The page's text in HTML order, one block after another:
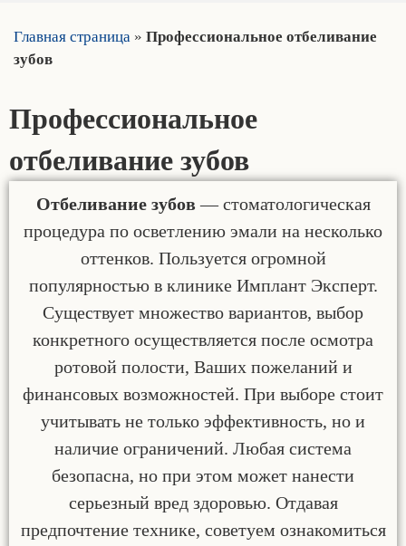
Главная страница » Профессиональное отбеливание
зубов
Профессиональное
отбеливание зубов
Отбеливание зубов— стоматологическая
процедура по осветлению эмали на несколько
оттенков. Пользуется огромной
популярностью в клинике Имплант Эксперт.
Существует множество вариантов, выбор
конкретного осуществляется после осмотра
ротовой полости, Ваших пожеланий и
финансовых возможностей. При выборе стоит
учитывать не только эффективность, но и
наличие ограничений. Любая система
безопасна, но при этом может нанести
серьезный вред здоровью. Отдавая
предпочтение технике, советуем ознакомиться